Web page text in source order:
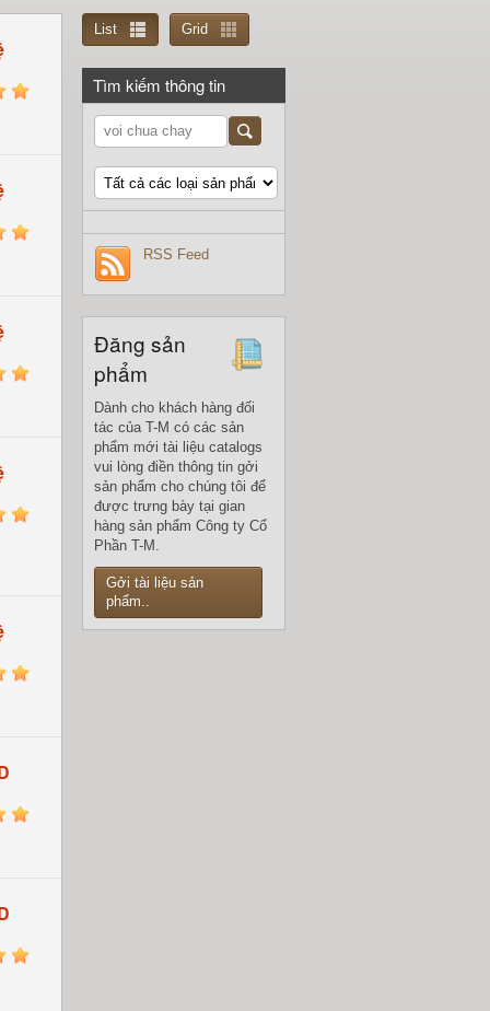
5
5
5
5
5
5
5
List Grid
Tìm kiếm thông tin
RSS Feed
Đăng sản
phẩm
Dành cho khách hàng đối
tác của T-M có các sản
phẩm mới tài liệu catalogs
vui lòng điền thông tin gởi
sản phẩm cho chúng tôi để
được trưng bày tại gian
hàng sản phẩm Công ty Cổ
Phần T-M.
Gởi tài liệu sản
phẩm..